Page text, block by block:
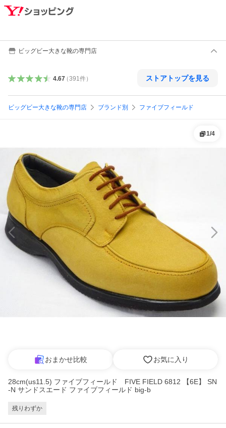
ビッグビー大きな靴の専門店
4.67（391件） ストアトップを見る
ビッグビー大きな靴の専門店 ブランド別 ファイブフィールド
1/4
おまかせ比較 お気に入り
28cm(us11.5) ファイブフィールド FIVE FIELD 6812 【6E】 SN
-N サンドスエード ファイブフィールド big-b
残りわずか